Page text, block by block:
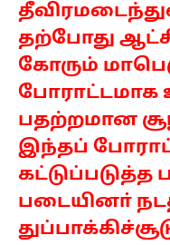
தற்போது
கோரும்
போராட்டமாக
பதற்றமான
இந்தப்
கட்டுப்படுத்த
படையினா்